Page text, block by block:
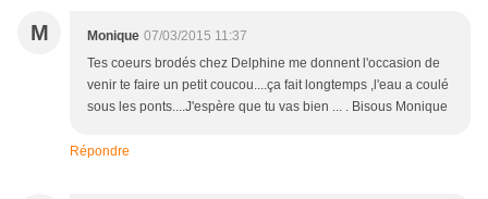
M Monique 07/03/2015 11:37
Tes coeurs brodés chez Delphine me donnent l'occasion de
venir te faire un petit coucou....ça fait longtemps ,l'eau a coulé
sous les ponts....J'espère que tu vas bien ... . Bisous Monique
Répondre